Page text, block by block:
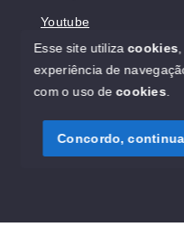
Olá!
Youtube
© Copyright 2026 -
SITE PARA IMOBILIARIA
Esse site utilizacookies
experiência de
com o uso decookies
Concordo,